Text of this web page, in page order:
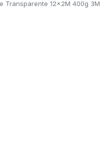
Transparente 12x2M 400g 3M